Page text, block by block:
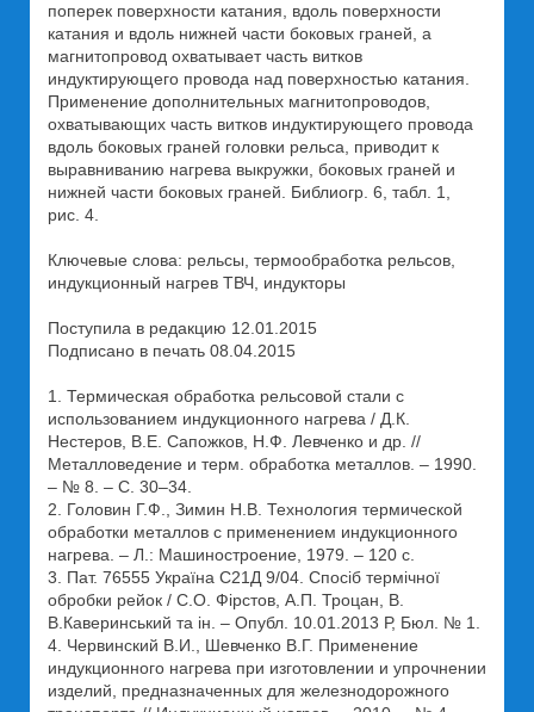
поперек поверхности катания, вдоль поверхности
катания и вдоль нижней части боковых граней, а
магнитопровод охватывает часть витков
индуктирующего провода над поверхностью катания.
Применение дополнительных магнитопроводов,
охватывающих часть витков индуктирующего провода
вдоль боковых граней головки рельса, приводит к
выравниванию нагрева выкружки, боковых граней и
нижней части боковых граней. Библиогр. 6, табл. 1,
рис. 4.
Ключевые слова: рельсы, термообработка рельсов,
индукционный нагрев ТВЧ, индукторы
Поступила в редакцию 12.01.2015
Подписано в печать 08.04.2015
1. Термическая обработка рельсовой стали с
использованием индукционного нагрева / Д.К.
Нестеров, В.Е. Сапожков, Н.Ф. Левченко и др. //
Металловедение и терм. обработка металлов. – 1990.
– № 8. – С. 30–34.
2. Головин Г.Ф., Зимин Н.В. Технология термической
обработки металлов с применением индукционного
нагрева. – Л.: Машиностроение, 1979. – 120 с.
3. Пат. 76555 Україна С21Д 9/04. Спосіб термічної
обробки рейок / С.О. Фірстов, А.П. Троцан, В.
В.Каверинський та ін. – Опубл. 10.01.2013 Р, Бюл. № 1.
4. Червинский В.И., Шевченко В.Г. Применение
индукционного нагрева при изготовлении и упрочнении
изделий, предназначенных для железнодорожного